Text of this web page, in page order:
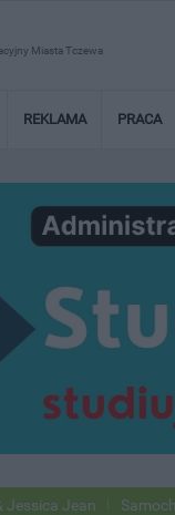
Miasta Tczewa
REKLAMA PRACA
Samochody